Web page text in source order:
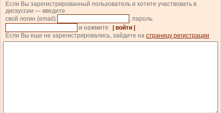
Если Вы зарегистрированный пользователь и хотите участвовать в
дискуссии — введите
свой логин (email)
, пароль
и нажмите
| войти |
.
Если Вы еще не зарегистрировались, зайдите на страницу регистрации.